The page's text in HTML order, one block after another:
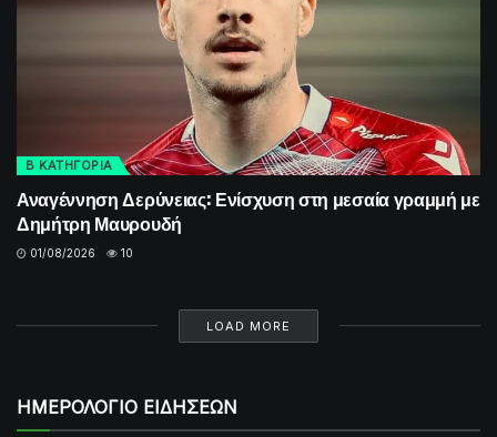
Β ΚΑΤΗΓΟΡΙΑ
Αναγέννηση Δερύνειας: Ενίσχυση στη μεσαία γραμμή με
Δημήτρη Μαυρουδή
01/08/2026 10
LOAD MORE
ΗΜΕΡΟΛΟΓΙΟ ΕΙΔΗΣΕΩΝ